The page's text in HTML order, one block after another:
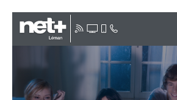
NOS OFFRES
SWEEZ